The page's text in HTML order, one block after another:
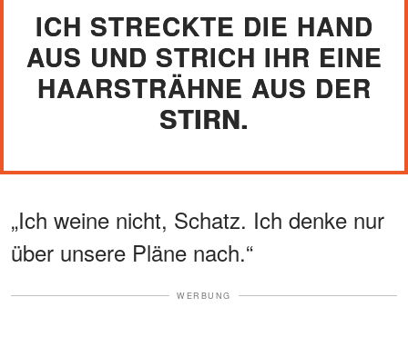
ICH STRECKTE DIE HAND
AUS UND STRICH IHR EINE
HAARSTRÄHNE AUS DER
STIRN.
„Ich weine nicht, Schatz. Ich denke nur
über unsere Pläne nach.“
WERBUNG